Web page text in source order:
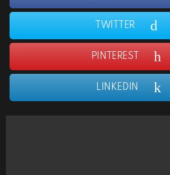
TWITTER
PINTEREST
LINKEDIN